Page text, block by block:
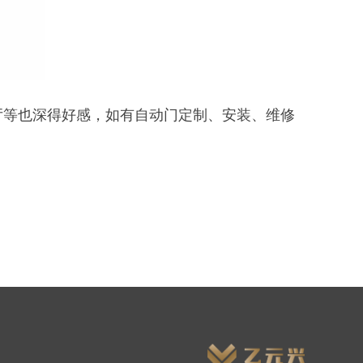
也深得好感，如有自动门定制、安装、维修